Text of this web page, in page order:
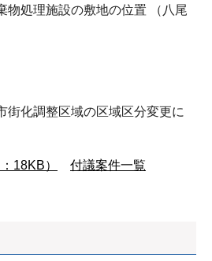
物処理施設の敷地の位置 （八尾
街化調整区域の区域区分変更に
18KB）
付議案件一覧